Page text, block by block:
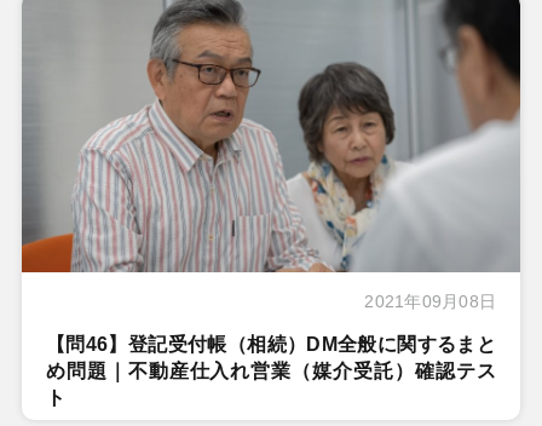
2021年09月08日
【問46】登記受付帳（相続）DM全般に関するまと
め問題｜不動産仕入れ営業（媒介受託）確認テス
ト